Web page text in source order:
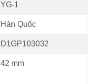
YG-1
Hàn Quốc
D1GP103032
42 mm